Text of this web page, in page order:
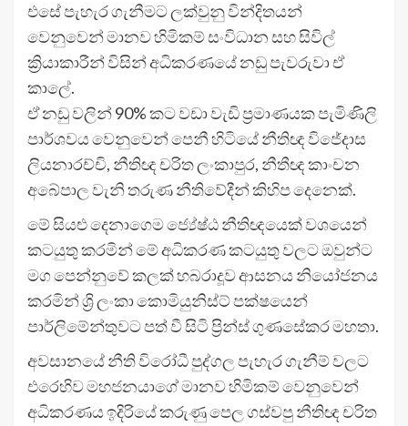
එසේ පැහැර ගැනීමට ලක්වුනු වින්දිතයන්
වෙනුවෙන් මානව හිමිකම් සංවිධාන සහ සිවිල්
ක්‍රියාකාරීන් විසින් අධිකරණයේ නඩු පැවරුවා ඒ
කාලේ.
ඒ නඩු වලින් 90% කට වඩා වැඩි ප්‍රමාණයක පැමිණිලි
පාර්ශවය වෙනුවෙන් පෙනී හිටියේ නීතිඥ විජේදාස
ලියනාරච්චි, නීතිඥ චරිත ලංකාපුර, නීතීඥ කාංචන
අබේපාල වැනි තරුණ නීතිවේදීන් කිහිප දෙනෙක්.
මේ සියළු දෙනාගෙම ජ්‍යේෂ්ඨ නීතිඥයෙක් වශයෙන්
කටයුතු කරමින් මේ අධිකරණ කටයුතු වලට ඔවුන්ට
මග පෙන්නුවේ කලක් හබරාදූව ආසනය නියෝජනය
කරමින් ශ්‍රි ලංකා කොමියුනිස්ට් පක්ෂයෙන්
පාර්ලිමේන්තුවට පත් වී සිටි ප්‍රින්ස් ගුණසේකර මහතා.
අවසානයේ නීති විරෝධී පුද්ගල පැහැර ගැනීම් වලට
එරෙහිව මහජනයාගේ මානව හිමිකම් වෙනුවෙන්
අධිකරණය ඉදිරියේ කරුණු පෙල ගස්වපු නීතිඥ චරිත